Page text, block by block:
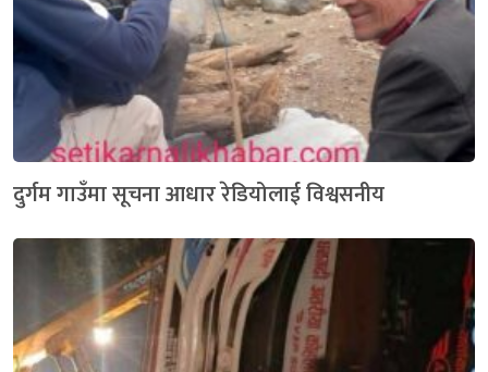
दुर्गम गाउँमा सूचना आधार रेडियोलाई विश्वसनीय